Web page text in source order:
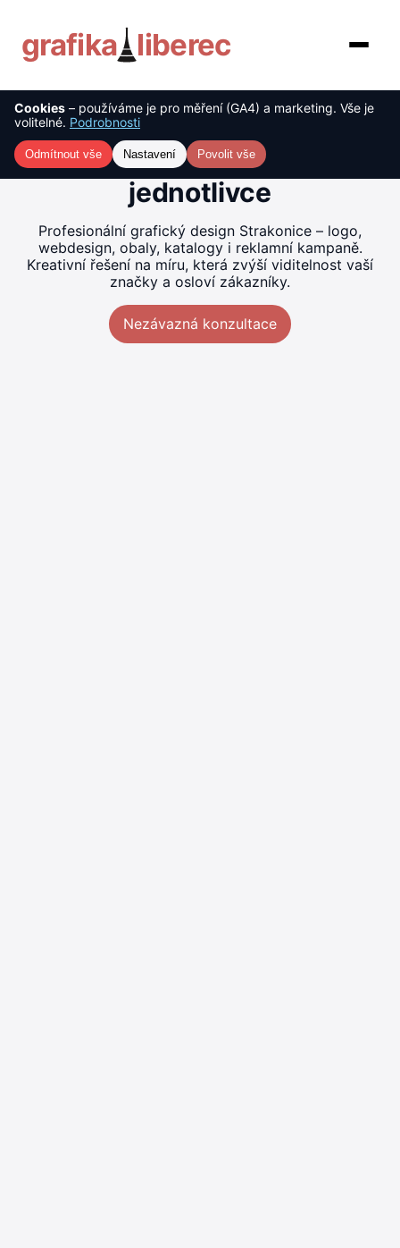
grafika liberec
O nás
Služby
Reference
Cookies – používáme je pro měření (GA4) a marketing. Vše je
volitelné. Podrobnosti
Odmítnout vše Nastavení Povolit vše
Tvorba grafiky Strakonice –
kreativní řešení pro firmy i
jednotlivce
Profesionální grafický design Strakonice – logo,
webdesign, obaly, katalogy i reklamní kampaně.
Kreativní řešení na míru, která zvýší viditelnost vaší
značky a osloví zákazníky.
Nezávazná konzultace